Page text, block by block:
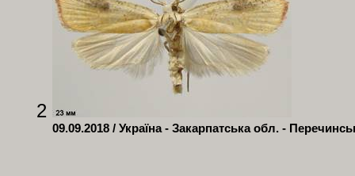
2
09.09.2018 / Україна - Закарпатська обл. -